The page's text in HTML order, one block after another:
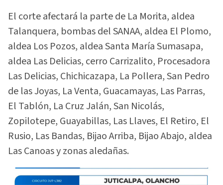
El corte afectará la parte de La Morita, aldea
Talanquera, bombas del SANAA, aldea El Plomo,
aldea Los Pozos, aldea Santa María Sumasapa,
aldea Las Delicias, cerro Carrizalito, Procesadora
Las Delicias, Chichicazapa, La Pollera, San Pedro
de las Joyas, La Venta, Guacamayas, Las Parras,
El Tablón, La Cruz Jalán, San Nicolás,
Zopilotepe, Guayabillas, Las Llaves, El Retiro, El
Rusio, Las Bandas, Bijao Arriba, Bijao Abajo, aldea
Las Canoas y zonas aledañas.